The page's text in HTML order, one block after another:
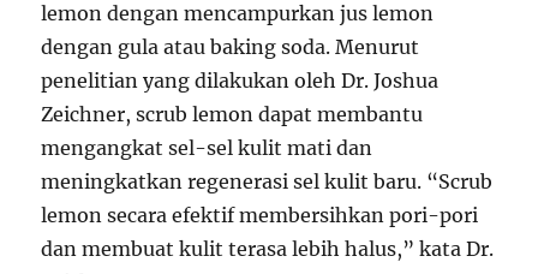
lemon dengan mencampurkan jus lemon
dengan gula atau baking soda. Menurut
penelitian yang dilakukan oleh Dr. Joshua
Zeichner, scrub lemon dapat membantu
mengangkat sel-sel kulit mati dan
meningkatkan regenerasi sel kulit baru. “Scrub
lemon secara efektif membersihkan pori-pori
dan membuat kulit terasa lebih halus,” kata Dr.